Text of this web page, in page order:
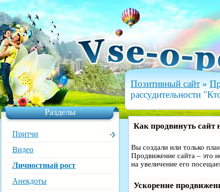
Разделы
Притчи
Видео
Личностный рост
Анекдоты
Позитивный сайт »
рассудительности
Как продвинуть сайт
Вы создали или только
Продвижение сайта – это
на увеличение его
Ускорение